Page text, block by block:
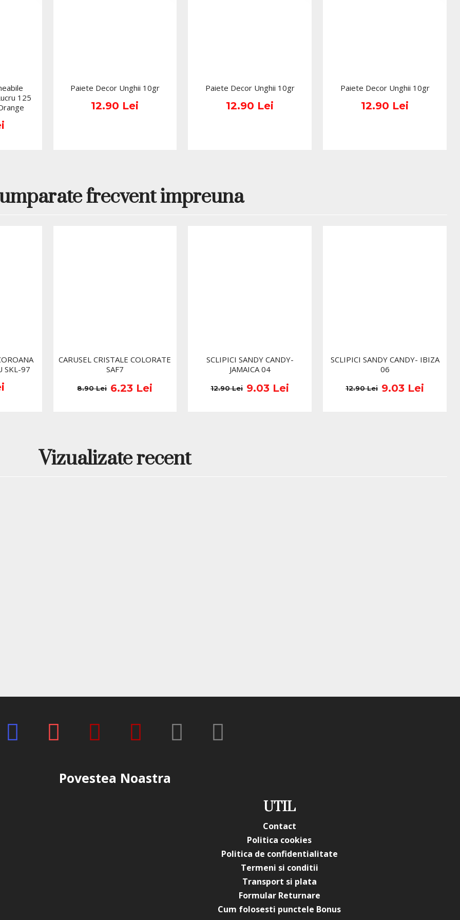
125
Paiete Decor Unghii 10gr
12.90 Lei
Paiete Decor Unghii 10gr
12.90 Lei
Paiete Decor Unghii 10gr
12.90 Lei
frecvent impreuna
SKL-97
CARUSEL CRISTALE COLORATE
SAF7
6.23 Lei
8.90 Lei
SCLIPICI SANDY CANDY-
JAMAICA 04
9.03 Lei
12.90 Lei
SCLIPICI SANDY CANDY- IBIZA
06
9.03 Lei
12.90 Lei
Vizualizate recent
Povestea Noastra
UTIL
Contact
Politica cookies
Politica de confidentialitate
Termeni si conditii
Transport si plata
Formular Returnare
Cum folosesti punctele Bonus